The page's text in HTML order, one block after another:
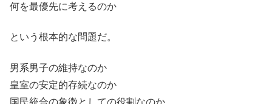
何を最優先に考えるのか
という根本的な問題だ。
男系男子の維持なのか
皇室の安定的存続なのか
国民統合の象徴としての役割なのか